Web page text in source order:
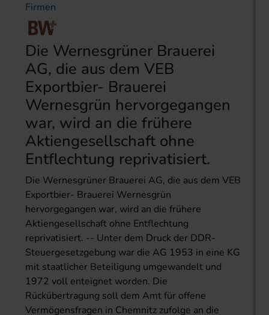
Firmen
Die Wernesgrüner Brauerei
AG, die aus dem VEB
Exportbier- Brauerei
Wernesgrün hervorgegangen
war, wird an die frühere
Aktiengesellschaft ohne
Entflechtung reprivatisiert.
Die Wernesgrüner Brauerei AG, die aus dem VEB
Exportbier- Brauerei Wernesgrün
hervorgegangen war, wird an die frühere
Aktiengesellschaft ohne Entflechtung
reprivatisiert. -- Unter dem Druck der DDR-
Steuergesetzgebung war die AG 1953 in eine KG
mit staatlicher Beteiligung umgewandelt und
1972 voll enteignet worden. Die
Rückübertragung soll dem Amt für offene
Vermögensfragen in Chemnitz zufolge an die